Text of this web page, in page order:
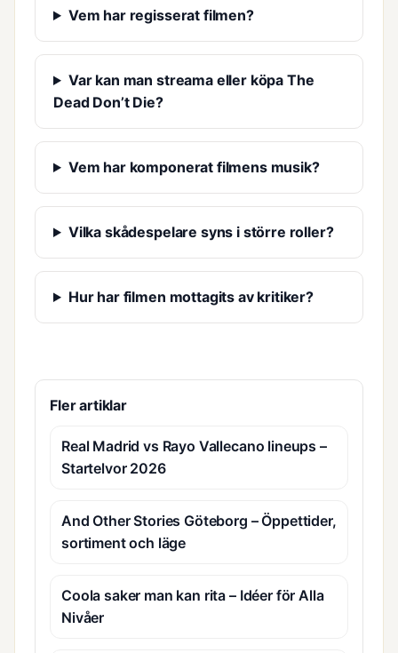
Vem har regisserat filmen?
Var kan man streama eller köpa The
Dead Don’t Die?
Vem har komponerat filmens musik?
Vilka skådespelare syns i större roller?
Hur har filmen mottagits av kritiker?
Fler artiklar
Real Madrid vs Rayo Vallecano lineups –
Startelvor 2026
And Other Stories Göteborg – Öppettider,
sortiment och läge
Coola saker man kan rita – Idéer för Alla
Nivåer